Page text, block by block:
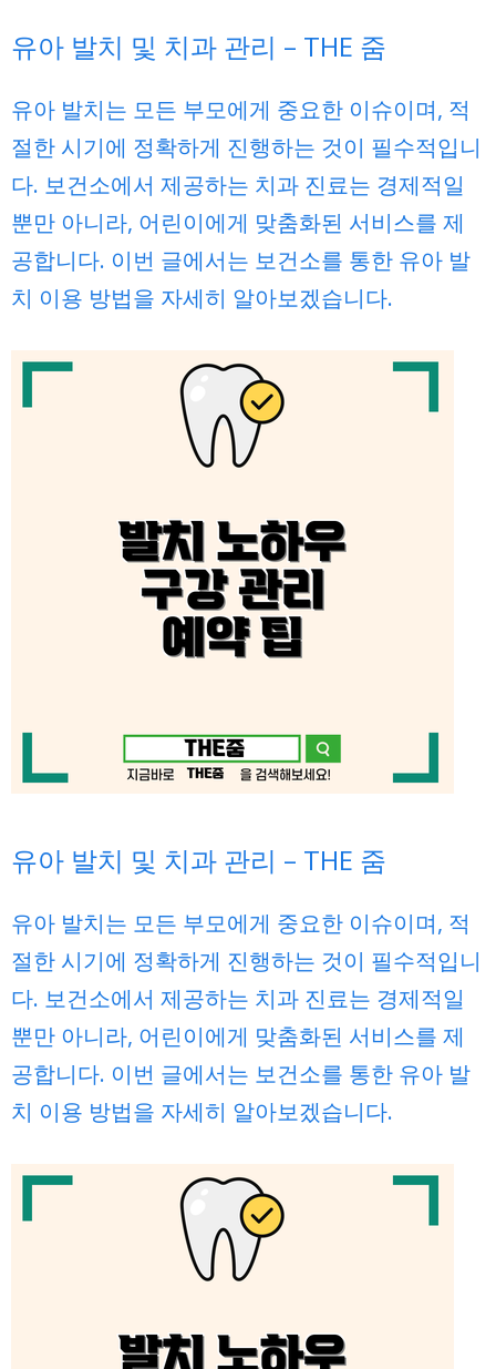
유아 발치 및 치과 관리 – THE 줌
유아 발치는 모든 부모에게 중요한 이슈이며, 적
절한 시기에 정확하게 진행하는 것이 필수적입니
다. 보건소에서 제공하는 치과 진료는 경제적일
뿐만 아니라, 어린이에게 맞춤화된 서비스를 제
공합니다. 이번 글에서는 보건소를 통한 유아 발
치 이용 방법을 자세히 알아보겠습니다.
유아 발치 및 치과 관리 – THE 줌
유아 발치는 모든 부모에게 중요한 이슈이며, 적
절한 시기에 정확하게 진행하는 것이 필수적입니
다. 보건소에서 제공하는 치과 진료는 경제적일
뿐만 아니라, 어린이에게 맞춤화된 서비스를 제
공합니다. 이번 글에서는 보건소를 통한 유아 발
치 이용 방법을 자세히 알아보겠습니다.